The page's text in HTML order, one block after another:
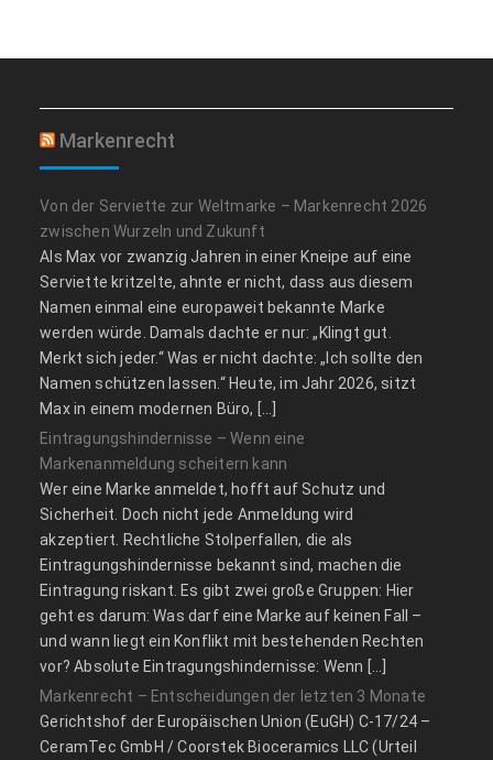
Markenrecht
Von der Serviette zur Weltmarke – Markenrecht 2026
zwischen Wurzeln und Zukunft
Als Max vor zwanzig Jahren in einer Kneipe auf eine
Serviette kritzelte, ahnte er nicht, dass aus diesem
Namen einmal eine europaweit bekannte Marke
werden würde. Damals dachte er nur: „Klingt gut.
Merkt sich jeder.“ Was er nicht dachte: „Ich sollte den
Namen schützen lassen.“ Heute, im Jahr 2026, sitzt
Max in einem modernen Büro, […]
Eintragungshindernisse – Wenn eine
Markenanmeldung scheitern kann
Wer eine Marke anmeldet, hofft auf Schutz und
Sicherheit. Doch nicht jede Anmeldung wird
akzeptiert. Rechtliche Stolperfallen, die als
Eintragungshindernisse bekannt sind, machen die
Eintragung riskant. Es gibt zwei große Gruppen: Hier
geht es darum: Was darf eine Marke auf keinen Fall –
und wann liegt ein Konflikt mit bestehenden Rechten
vor? Absolute Eintragungshindernisse: Wenn […]
Markenrecht – Entscheidungen der letzten 3 Monate
Gerichtshof der Europäischen Union (EuGH) C‑17/24 –
CeramTec GmbH / Coorstek Bioceramics LLC (Urteil